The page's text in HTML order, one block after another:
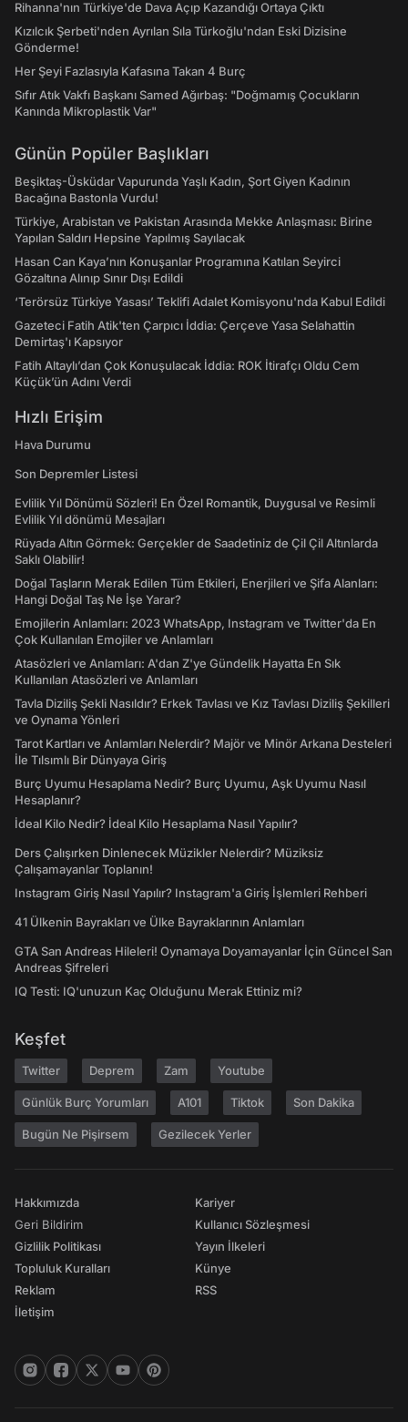
Rihanna'nın Türkiye'de Dava Açıp Kazandığı Ortaya Çıktı
Kızılcık Şerbeti'nden Ayrılan Sıla Türkoğlu'ndan Eski Dizisine
Gönderme!
Her Şeyi Fazlasıyla Kafasına Takan 4 Burç
Sıfır Atık Vakfı Başkanı Samed Ağırbaş: "Doğmamış Çocukların
Kanında Mikroplastik Var"
Günün Popüler Başlıkları
Beşiktaş-Üsküdar Vapurunda Yaşlı Kadın, Şort Giyen Kadının
Bacağına Bastonla Vurdu!
Türkiye, Arabistan ve Pakistan Arasında Mekke Anlaşması: Birine
Yapılan Saldırı Hepsine Yapılmış Sayılacak
Hasan Can Kaya’nın Konuşanlar Programına Katılan Seyirci
Gözaltına Alınıp Sınır Dışı Edildi
‘Terörsüz Türkiye Yasası’ Teklifi Adalet Komisyonu'nda Kabul Edildi
Gazeteci Fatih Atik'ten Çarpıcı İddia: Çerçeve Yasa Selahattin
Demirtaş'ı Kapsıyor
Fatih Altaylı’dan Çok Konuşulacak İddia: ROK İtirafçı Oldu Cem
Küçük’ün Adını Verdi
Hızlı Erişim
Hava Durumu
Son Depremler Listesi
Evlilik Yıl Dönümü Sözleri! En Özel Romantik, Duygusal ve Resimli
Evlilik Yıl dönümü Mesajları
Rüyada Altın Görmek: Gerçekler de Saadetiniz de Çil Çil Altınlarda
Saklı Olabilir!
Doğal Taşların Merak Edilen Tüm Etkileri, Enerjileri ve Şifa Alanları:
Hangi Doğal Taş Ne İşe Yarar?
Emojilerin Anlamları: 2023 WhatsApp, Instagram ve Twitter'da En
Çok Kullanılan Emojiler ve Anlamları
Atasözleri ve Anlamları: A'dan Z'ye Gündelik Hayatta En Sık
Kullanılan Atasözleri ve Anlamları
Tavla Diziliş Şekli Nasıldır? Erkek Tavlası ve Kız Tavlası Diziliş Şekilleri
ve Oynama Yönleri
Tarot Kartları ve Anlamları Nelerdir? Majör ve Minör Arkana Desteleri
İle Tılsımlı Bir Dünyaya Giriş
Burç Uyumu Hesaplama Nedir? Burç Uyumu, Aşk Uyumu Nasıl
Hesaplanır?
İdeal Kilo Nedir? İdeal Kilo Hesaplama Nasıl Yapılır?
Ders Çalışırken Dinlenecek Müzikler Nelerdir? Müziksiz
Çalışamayanlar Toplanın!
Instagram Giriş Nasıl Yapılır? Instagram'a Giriş İşlemleri Rehberi
41 Ülkenin Bayrakları ve Ülke Bayraklarının Anlamları
GTA San Andreas Hileleri! Oynamaya Doyamayanlar İçin Güncel San
Andreas Şifreleri
IQ Testi: IQ'unuzun Kaç Olduğunu Merak Ettiniz mi?
Keşfet
Twitter Deprem Zam Youtube
Günlük Burç Yorumları A101 Tiktok Son Dakika
Bugün Ne Pişirsem Gezilecek Yerler
Hakkımızda
Geri Bildirim
Gizlilik Politikası
Topluluk Kuralları
Reklam
İletişim
Kariyer
Kullanıcı Sözleşmesi
Yayın İlkeleri
Künye
RSS